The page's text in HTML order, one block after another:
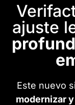
ajuste
Este nuevo
modernizar